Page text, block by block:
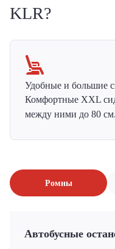
KLR?
Удобные и большие
Комфортные XXL
между ними до 80 см.
Ромны
Автобусные